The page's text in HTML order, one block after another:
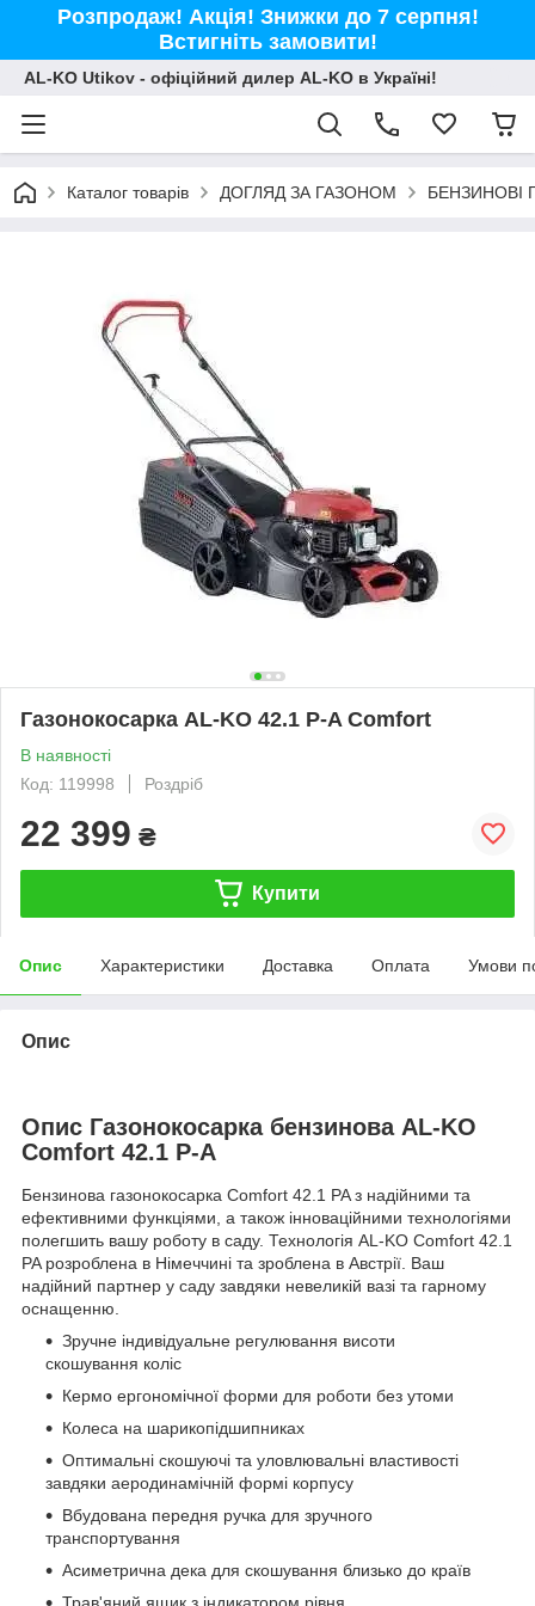
Розпродаж! Акція! Знижки до 7 серпня!
Встигніть замовити!
AL-KO Utikov - офіційний дилер AL-KO в Україні!
Каталог товарів ДОГЛЯД ЗА ГАЗОНОМ БЕНЗИНОВІ
Газонокосарка AL-KO 42.1 P-A Comfort
В наявності
Код: 119998
Роздріб
22 399 ₴
Купити
Опис Характеристики Доставка Оплата Умови
Опис
Опис Газонокосарка бензинова AL-KO
Comfort 42.1 P-A
Бензинова газонокосарка Comfort 42.1 PA з надійними та
ефективними функціями, а також інноваційними технологіями
полегшить вашу роботу в саду. Технологія AL-KO Comfort 42.1
PA розроблена в Німеччині та зроблена в Австрії. Ваш
надійний партнер у саду завдяки невеликій вазі та гарному
оснащенню.
Зручне індивідуальне регулювання висоти
скошування коліс
Кермо ергономічної форми для роботи без утоми
Колеса на шарикопідшипниках
Оптимальні скошуючі та уловлювальні властивості
завдяки аеродинамічній формі корпусу
Вбудована передня ручка для зручного
транспортування
Асиметрична дека для скошування близько до країв